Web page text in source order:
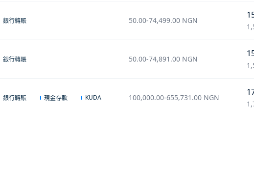
銀行轉賬 50.00-74,499.00 NGN
銀行轉賬 50.00-74,891.00 NGN
銀行轉賬 現金存款 KUDA 100,000.00-655,731.00 NGN